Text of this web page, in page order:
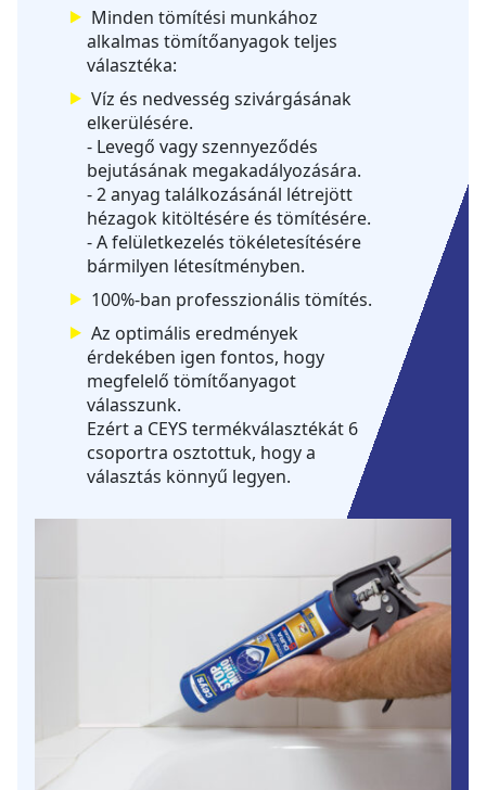
Minden tömítési munkához
alkalmas tömítőanyagok teljes
választéka:
Víz és nedvesség szivárgásának
elkerülésére.
- Levegő vagy szennyeződés
bejutásának megakadályozására.
- 2 anyag találkozásánál létrejött
hézagok kitöltésére és tömítésére.
- A felületkezelés tökéletesítésére
bármilyen létesítményben.
100%-ban professzionális tömítés.
Az optimális eredmények
érdekében igen fontos, hogy
megfelelő tömítőanyagot
válasszunk.
Ezért a CEYS termékválasztékát 6
csoportra osztottuk, hogy a
választás könnyű legyen.